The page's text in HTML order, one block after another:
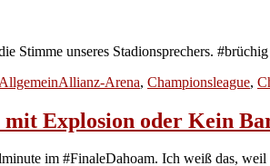
Stimme unseres Stadionsprechers.
Kategorien
AllgemeinSchlagwörter
Allianz-Arena, Championsleague,
Explosion oder Kein
im #FinaleDahoam. Ich weiß das,